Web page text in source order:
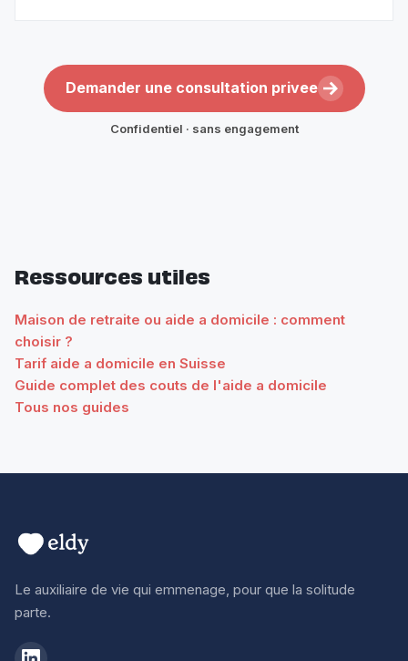
Demander une consultation privee
Confidentiel · sans engagement
Ressources utiles
Maison de retraite ou aide a domicile : comment
choisir ?
Tarif aide a domicile en Suisse
Guide complet des couts de l'aide a domicile
Tous nos guides
Le auxiliaire de vie qui emmenage, pour que la solitude
parte.